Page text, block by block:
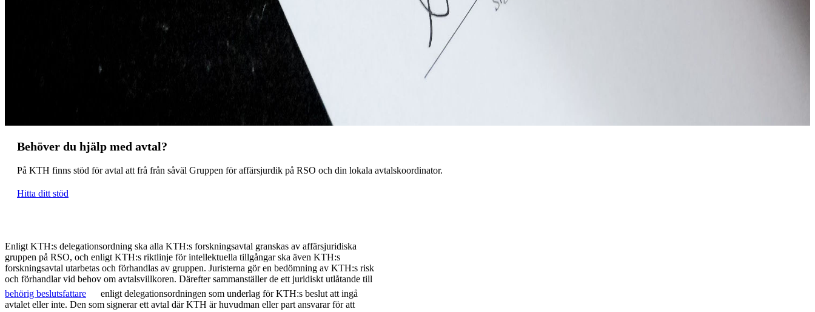
Behöver du hjälp med avtal?
På KTH finns stöd för avtal att frå från såväl Gruppen för affärsjurdik på RSO och din lokala avtalskoordinator.
Hitta ditt stöd
Enligt KTH:s delegationsordning ska alla KTH:s forskningsavtal granskas av affärsjuridiska
gruppen på RSO, och enligt KTH:s riktlinje för intellektuella tillgångar ska även KTH:s
forskningsavtal utarbetas och förhandlas av gruppen. Juristerna gör en bedömning av KTH:s risk
och förhandlar vid behov om avtalsvillkoren. Därefter sammanställer de ett juridiskt utlåtande till
behörig beslutsfattare
enligt delegationsordningen som underlag för KTH:s beslut att ingå
avtalet eller inte. Den som signerar ett avtal där KTH är huvudman eller part ansvarar för att